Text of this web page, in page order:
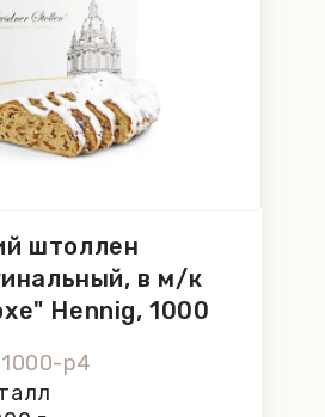
штоллен
в м/к
Hennig, 1000
p4